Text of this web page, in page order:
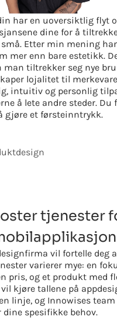
har en uoversiktlig flyt
dine for å
Etter min mening
mer enn bare estetikk.
tiltrekker seg nye
lojalitet til
intuitiv og personlig
å lete andre steder. Du
gjøre et førsteinntrykk.
tjenester
vil fortelle deg
varierer mye: en
pris, og et produkt med
kjøre tallene på
linje, og Innowises
spesifikke behov.